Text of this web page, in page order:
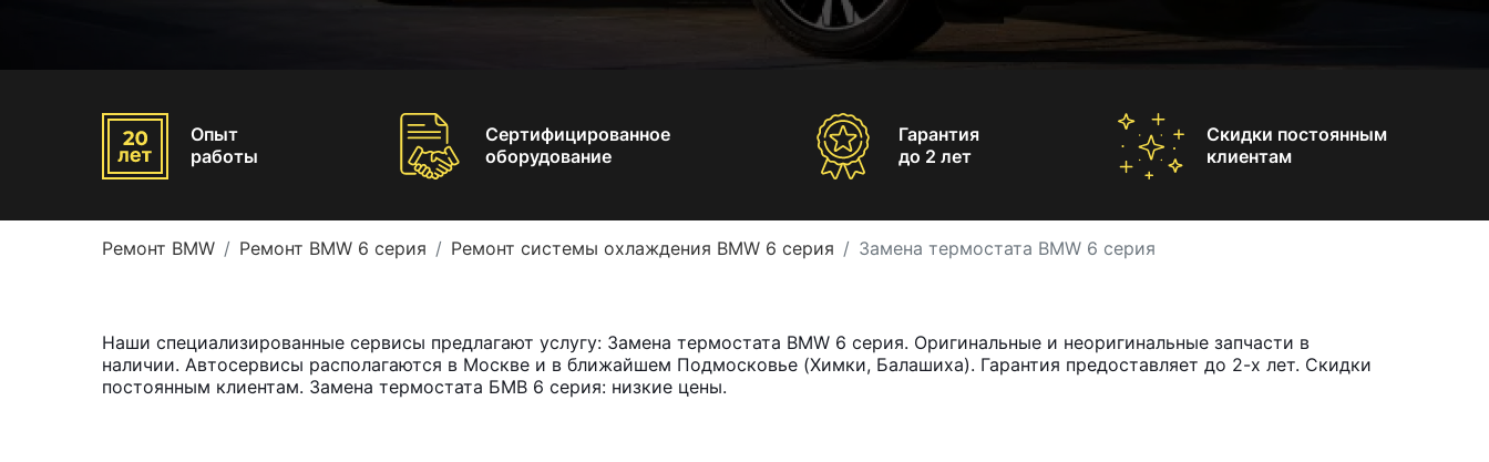
Опыт
работы
Сертифицированное
оборудование
Гарантия
до 2 лет
Скидки постоянным
клиентам
Ремонт BMW Ремонт BMW 6 серия Ремонт системы охлаждения BMW 6 серия Замена термостата BMW 6 серия
Наши специализированные сервисы предлагают услугу: Замена термостата BMW 6 серия. Оригинальные и неоригинальные запчасти в
наличии. Автосервисы располагаются в Москве и в ближайшем Подмосковье (Химки, Балашиха). Гарантия предоставляет до 2-х лет. Скидки
постоянным клиентам. Замена термостата БМВ 6 серия: низкие цены.